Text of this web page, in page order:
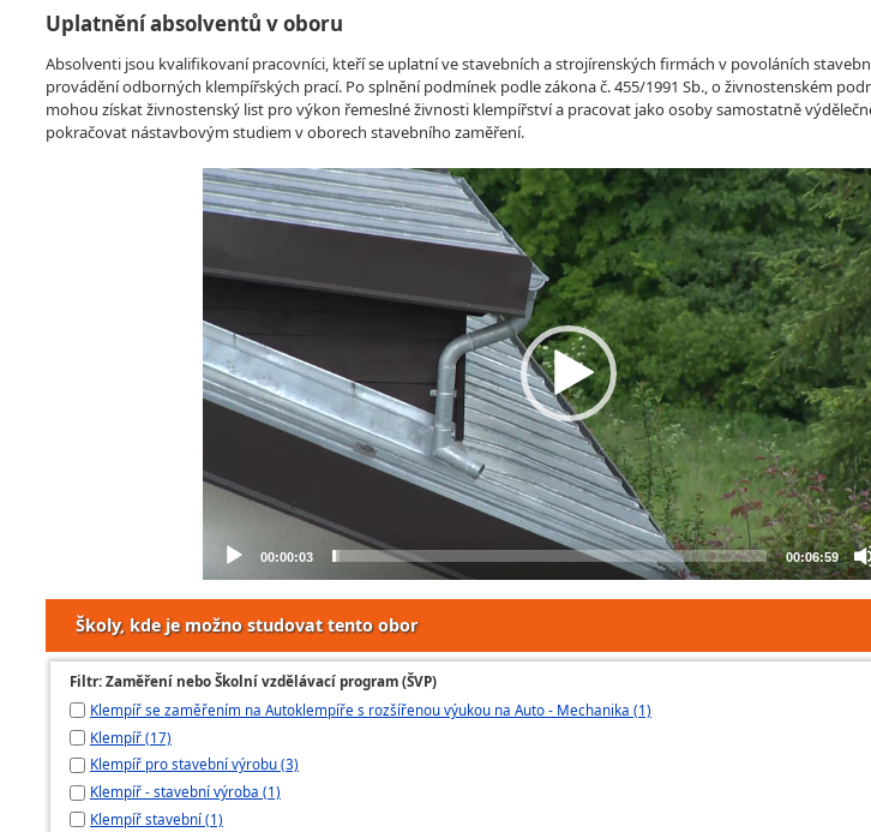
Uplatnění absolventů v oboru
Absolventi jsou kvalifikovaní pracovníci, kteří se uplatní ve stavebních a strojírenských firmách v povoláních
provádění odborných klempířských prací. Po splnění podmínek podle zákona č. 455/1991 Sb., o živnostenském
mohou získat živnostenský list pro výkon řemeslné živnosti klempířství a pracovat jako osoby samostatně
pokračovat nástavbovým studiem v oborech stavebního zaměření.
Video
Player
00:00:03 00:06:59
Školy, kde je možno studovat tento obor
Filtr: Zaměření nebo Školní vzdělávací program (ŠVP)
Klempíř se zaměřením na Autoklempíře s rozšířenou výukou na Auto - Mechanika (1)
Klempíř (17)
Klempíř pro stavební výrobu (3)
Klempíř - stavební výroba (1)
Klempíř stavební (1)